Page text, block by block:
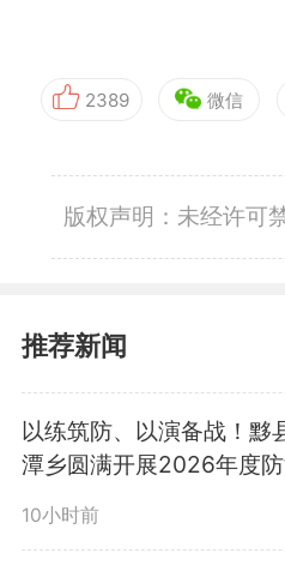
2389 微信
版权声明：未经许可
推荐新闻
以练筑防、以演备战！黟
潭乡圆满开展2026年度防
10小时前